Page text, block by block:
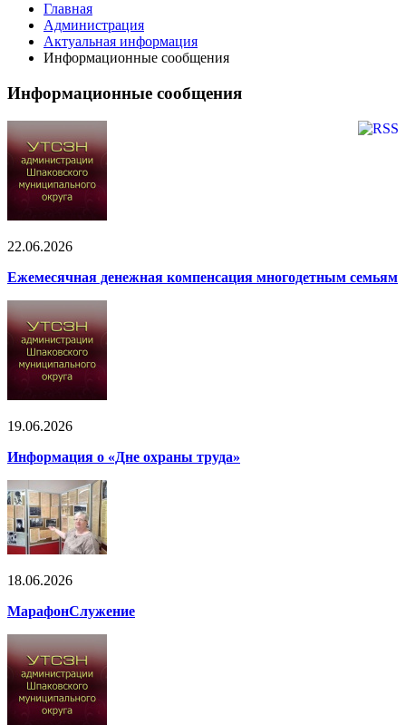
Главная
Администрация
Актуальная информация
Информационные сообщения
Информационные сообщения
22.06.2026
Ежемесячная денежная компенсация многодетным семьям
19.06.2026
Информация о «Дне охраны труда»
18.06.2026
МарафонСлужение